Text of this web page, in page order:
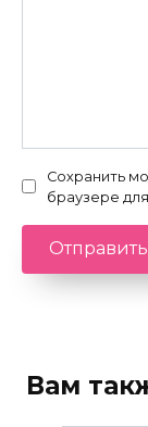
Сохранить
браузере
Вам